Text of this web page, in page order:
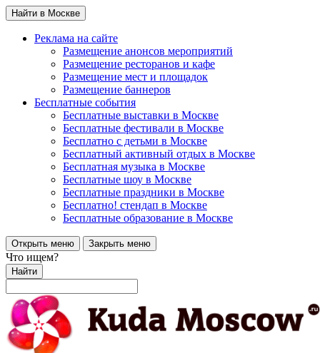
Найти в Москве
Реклама на сайте
Размещение анонсов мероприятий
Размещение ресторанов и кафе
Размещение мест и площадок
Размещение баннеров
Бесплатные события
Бесплатные выставки в Москве
Бесплатные фестивали в Москве
Бесплатно с детьми в Москве
Бесплатный активный отдых в Москве
Бесплатная музыка в Москве
Бесплатные шоу в Москве
Бесплатные праздники в Москве
Бесплатно! стендап в Москве
Бесплатные образование в Москве
Открыть меню Закрыть меню
Что ищем?
Найти